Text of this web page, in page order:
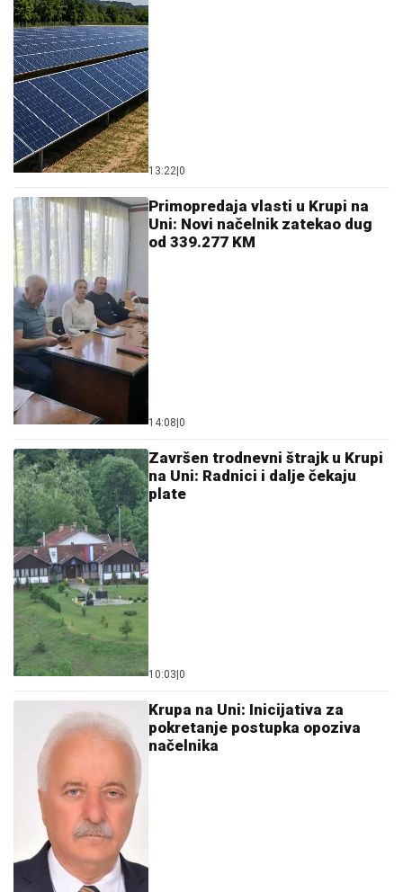
13:22 0
Primopredaja vlasti u Krupi na
Uni: Novi načelnik zatekao dug
od 339.277 KM
14:08 0
Završen trodnevni štrajk u Krupi
na Uni: Radnici i dalje čekaju
plate
10:03 0
Krupa na Uni: Inicijativa za
pokretanje postupka opoziva
načelnika